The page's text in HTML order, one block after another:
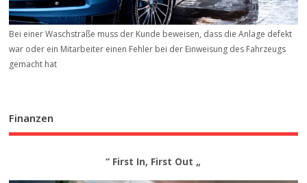
Bei einer Waschstraße muss der Kunde beweisen, dass die Anlage defekt
war oder ein Mitarbeiter einen Fehler bei der Einweisung des Fahrzeugs
gemacht hat
Finanzen
“ First In, First Out „